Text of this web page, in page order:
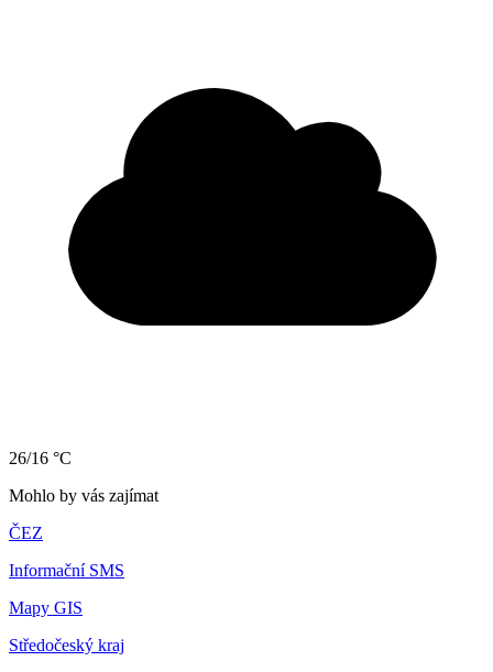
26/16 °C
Mohlo by vás zajímat
ČEZ
Informační SMS
Mapy GIS
Středočeský kraj